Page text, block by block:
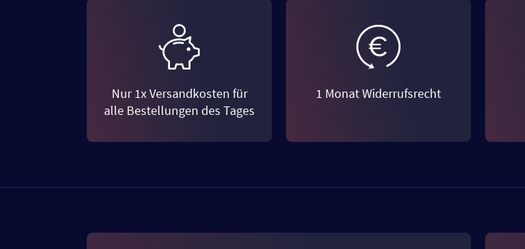
Nur 1x Versandkosten für
alle Bestellungen des Tages
1 Monat Widerrufsrecht